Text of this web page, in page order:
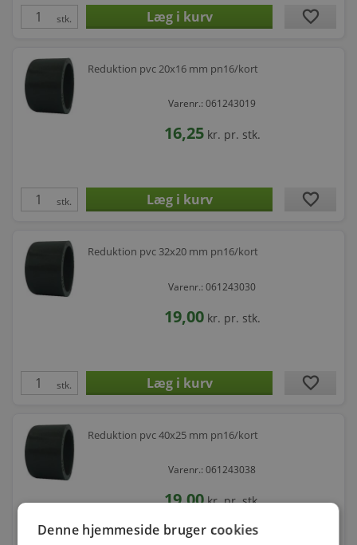
stk. favorite
Reduktion pvc 20x16 mm pn16/kort
Varenr.: 061243019
16,25 kr. pr. stk.
stk. favorite
Reduktion pvc 32x20 mm pn16/kort
Varenr.: 061243030
19,00 kr. pr. stk.
stk. favorite
Reduktion pvc 40x25 mm pn16/kort
Varenr.: 061243038
19,00 kr.pr. stk.
Denne hjemmeside bruger cookies